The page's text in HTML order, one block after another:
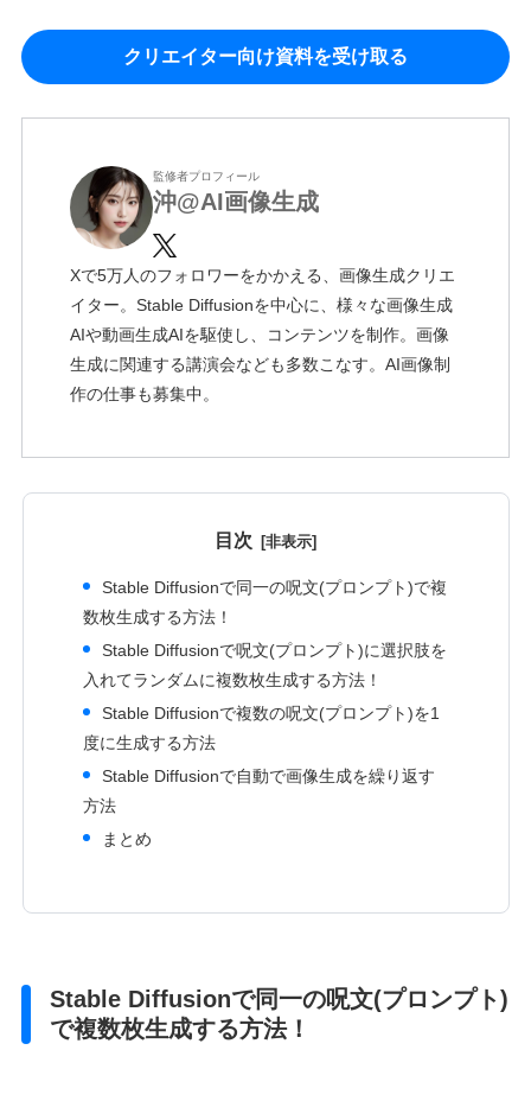
クリエイター向け資料を受け取る
監修者プロフィール
沖@AI画像生成
Xで5万人のフォロワーをかかえる、画像生成クリエ
イター。Stable Diffusionを中心に、様々な画像生成
AIや動画生成AIを駆使し、コンテンツを制作。画像
生成に関連する講演会なども多数こなす。AI画像制
作の仕事も募集中。
目次
Stable Diffusionで同一の呪文(プロンプト)で複
数枚生成する方法！
Stable Diffusionで呪文(プロンプト)に選択肢を
入れてランダムに複数枚生成する方法！
Stable Diffusionで複数の呪文(プロンプト)を1
度に生成する方法
Stable Diffusionで自動で画像生成を繰り返す
方法
まとめ
Stable Diffusionで同一の呪文(プロンプト)
で複数枚生成する方法！